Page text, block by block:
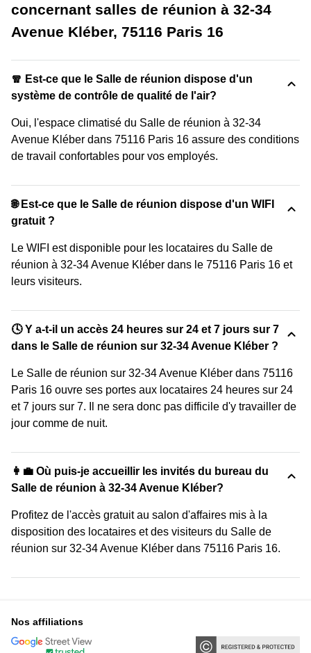
concernant salles de réunion à 32-34
Avenue Kléber, 75116 Paris 16
🧣 Est-ce que le Salle de réunion dispose d'un
système de contrôle de qualité de l'air?
Oui, l'espace climatisé du Salle de réunion à 32-34
Avenue Kléber dans 75116 Paris 16 assure des conditions
de travail confortables pour vos employés.
🌐 Est-ce que le Salle de réunion dispose d'un WIFI
gratuit ?
Le WIFI est disponible pour les locataires du Salle de
réunion à 32-34 Avenue Kléber dans le 75116 Paris 16 et
leurs visiteurs.
🕓 Y a-t-il un accès 24 heures sur 24 et 7 jours sur 7
dans le Salle de réunion sur 32-34 Avenue Kléber ?
Le Salle de réunion sur 32-34 Avenue Kléber dans 75116
Paris 16 ouvre ses portes aux locataires 24 heures sur 24
et 7 jours sur 7. Il ne sera donc pas difficile d'y travailler de
jour comme de nuit.
👩‍💼 Où puis-je accueillir les invités du bureau du
Salle de réunion à 32-34 Avenue Kléber?
Profitez de l'accès gratuit au salon d'affaires mis à la
disposition des locataires et des visiteurs du Salle de
réunion sur 32-34 Avenue Kléber dans 75116 Paris 16.
Nos affiliations